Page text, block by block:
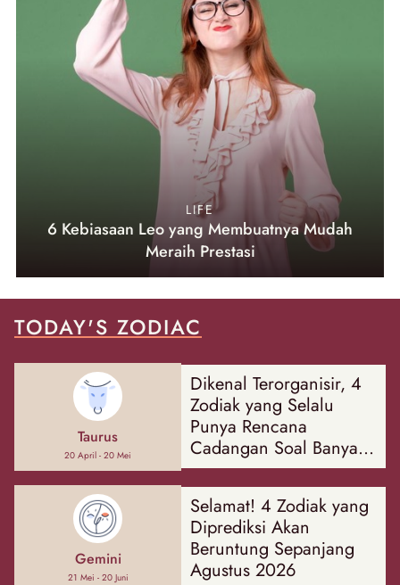
LIFE
6 Kebiasaan Leo yang Membuatnya Mudah
Meraih Prestasi
TODAY'S ZODIAC
Taurus
20 April - 20 Mei
Dikenal Terorganisir, 4
Zodiak yang Selalu
Punya Rencana
Cadangan Soal Banyak
Hal
Gemini
21 Mei - 20 Juni
Selamat! 4 Zodiak yang
Diprediksi Akan
Beruntung Sepanjang
Agustus 2026